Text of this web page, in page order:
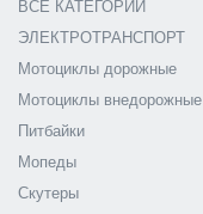
ВСЕ КАТЕГОРИИ
ЭЛЕКТРОТРАНСПОРТ
Мотоциклы дорожные
Мотоциклы внедорожные
Питбайки
Мопеды
Скутеры